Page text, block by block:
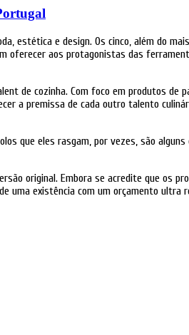
estética e design. Os cinco, além do
aos protagonistas das
de cozinha. Com foco em produtos
a premissa de cada outro talento
que eles rasgam, por vezes, são
original. Embora se acredite que os
existência com um orçamento ultra